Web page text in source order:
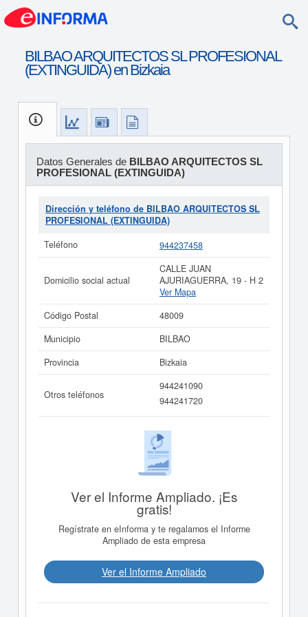
BILBAO ARQUITECTOS SL PROFESIONAL
(EXTINGUIDA) en Bizkaia
Datos Generales de BILBAO ARQUITECTOS SL
PROFESIONAL (EXTINGUIDA)
Dirección y teléfono de BILBAO ARQUITECTOS SL
PROFESIONAL (EXTINGUIDA)
Teléfono
944237458
Domicilio social actual
CALLE JUAN
AJURIAGUERRA, 19 - H 2
Ver Mapa
Código Postal
48009
Municipio
BILBAO
Provincia
Bizkaia
Otros teléfonos
944241090
944241720
Ver el Informe Ampliado. ¡Es
gratis!
Regístrate en eInforma y te regalamos el Informe
Ampliado de esta empresa
Ver el Informe Ampliado